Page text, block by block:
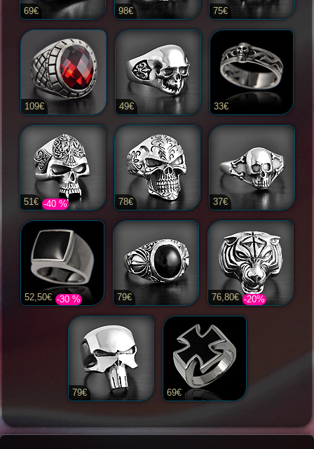
69€ 98€ 75€
109€ 49€ 33€
51€ -40 % 78€ 37€
52,50€ -30 % 79€ 76,80€ -20%
79€ 69€